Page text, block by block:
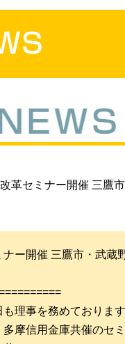
革セミナー開催 三鷹
ー開催 三鷹市・武蔵
も理事を務めておりま
摩信用金庫共催のセ